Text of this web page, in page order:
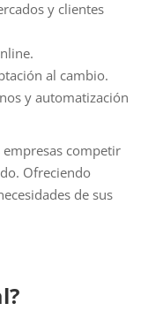
y clientes
al cambio.
y automatización
competir
Ofreciendo
de sus